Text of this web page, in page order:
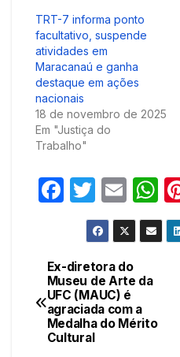
TRT-7 informa ponto
facultativo, suspende
atividades em
Maracanaú e ganha
destaque em ações
nacionais
18 de novembro de 2025
Em "Justiça do
Trabalho"
F
e
b
o
o
T
w
itt
er
E
m
ail
h
at
Navegação
de
Post
Ex-diretora do
Museu de Arte da
UFC (MAUC) é
agraciada com a
Medalha do Mérito
Cultural